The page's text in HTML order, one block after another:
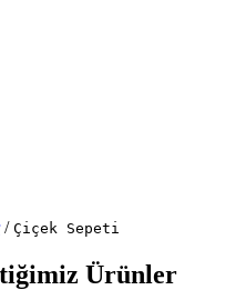
/ Çiçek Sepeti
Ürünler